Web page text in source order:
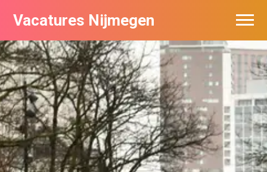
Vacatures Nijmegen
Vacatures per bedrijf
De populairste vacatures in Nijmegen
Nieuwsbrief feed